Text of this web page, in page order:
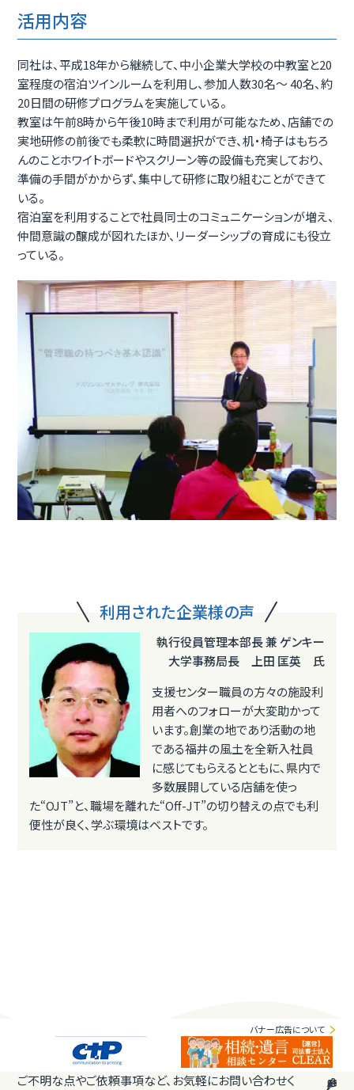
活用内容
同社は、平成18年から継続して、中小企業大学校の中教室と20
室程度の宿泊ツインルームを利用し、参加人数30名～ 40名、約
20日間の研修プログラムを実施している。
教室は午前8時から午後10時まで利用が可能なため、店舗での
実地研修の前後でも柔軟に時間選択ができ、机・椅子はもちろ
んのことホワイトボードやスクリーン等の設備も充実しており、
準備の手間がかからず、集中して研修に取り組むことができて
いる。
宿泊室を利用することで社員同士のコミュニケーションが増え、
仲間意識の醸成が図れたほか、リーダーシップの育成にも役立
っている。
利用された企業様の声
執行役員管理本部長 兼 ゲンキー
大学事務局長 上田 匡英 氏
支援センター職員の方々の施設利
用者へのフォローが大変助かって
います。創業の地であり活動の地
である福井の風土を全新入社員
に感じてもらえるとともに、県内で
多数展開している店舗を使っ
た“OJT”と、職場を離れた“Off-JT”の切り替えの点でも利
便性が良く、学ぶ環境はベストです。
バナー広告について
ご不明な点やご依頼事項など、お気軽にお問い合わせく